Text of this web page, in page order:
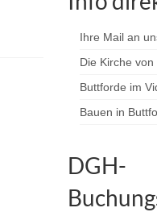
Ihre Mail an
Die Kirche von
Buttforde im
Bauen in
DGH-